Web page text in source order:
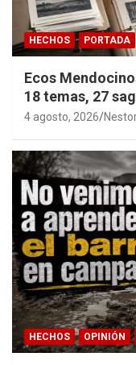
HECHOS PORTADA
Ecos
18 temas, 27
años de
4 agosto, 2026
HECHOS OPINIÓN